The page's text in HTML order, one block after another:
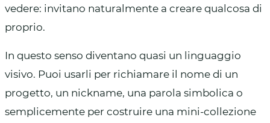
vedere: invitano naturalmente a creare qualcosa di
proprio.
In questo senso diventano quasi un linguaggio
visivo. Puoi usarli per richiamare il nome di un
progetto, un nickname, una parola simbolica o
semplicemente per costruire una mini-collezione